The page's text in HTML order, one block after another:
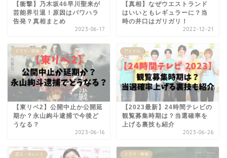
【衝撃】乃木坂46早川聖来が
芸能界引退！原因はパワハラ
告発？真相まとめ
2023-06-17
【真相】なぜウエストランド
はいいともレギュラーに？当
時の井口はガリガリ！
2022-12-21
ドラマ・映画
【東リベ2】公開中止か公開延
期か？永山絢斗逮捕で今後ど
うなる？
2023-06-16
アイドル
【2023最新】24時間テレビの
観覧募集時期は？当選確率を
上げる裏技も紹介
2023-06-26
芸人・タレント ドラマ・映画